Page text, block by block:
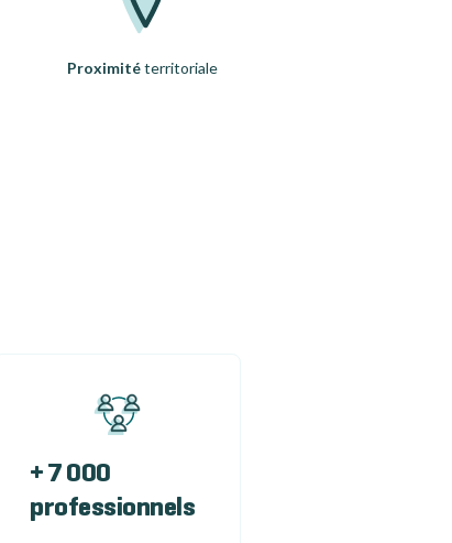
Proximitéterritoriale
+ 7 000
professionnels